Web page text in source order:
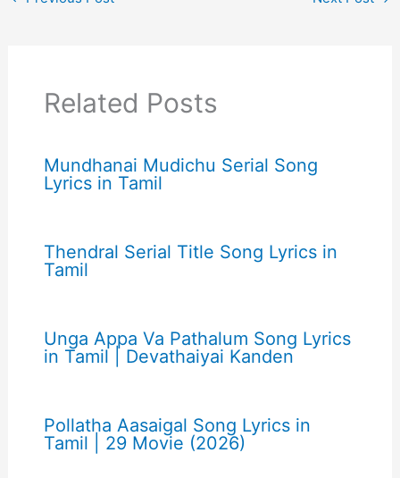
Related Posts
Mundhanai Mudichu Serial Song
Lyrics in Tamil
Thendral Serial Title Song Lyrics in
Tamil
Unga Appa Va Pathalum Song Lyrics
in Tamil | Devathaiyai Kanden
Pollatha Aasaigal Song Lyrics in
Tamil | 29 Movie (2026)